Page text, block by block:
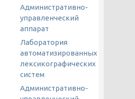
Административно-
управленческий
аппарат
Лаборатория
автоматизированных
лексикографических
систем
Административно-